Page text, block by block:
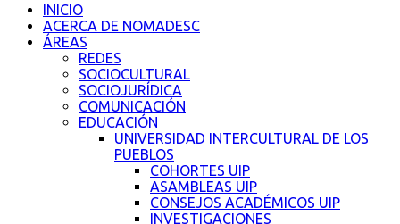
INICIO
ACERCA DE NOMADESC
ÁREAS
REDES
SOCIOCULTURAL
SOCIOJURÍDICA
COMUNICACIÓN
EDUCACIÓN
UNIVERSIDAD INTERCULTURAL DE LOS
PUEBLOS
COHORTES UIP
ASAMBLEAS UIP
CONSEJOS ACADÉMICOS UIP
INVESTIGACIONES